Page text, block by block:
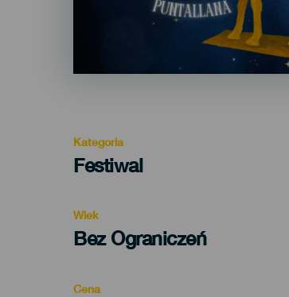
Kategoria
Categoría
Festiwal
Wiek
Edad
Recomendada
Bez Ograniczeń
Cena